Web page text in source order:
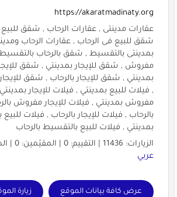
https://akaratmadinaty.org
عقارات مدينتى , عقارات الرحاب , شقق للبيع
شقق للبيع فى الرحاب , عقارات الرحاب
بمدينتى بالتقسيط , شقق بالرحاب بالتقسيط ,
مفروش , شقق للإيجار بمدينتي , شقق
بمدينتي , شقق للإيجار بالرحاب , شقق
, فيلات للبيع بمدينتي , فيلات للإيجار بمدينتي
مفروش بمدينتي , فيلات للإيجار مفروش
بالرحاب , فيلات للإيجار بالرحاب , فيلات
بمدينتي , فيلات للبيع بالتقسيط بالرحاب
الزيارات: 11436 | التقييم: 0 | المقيّمين: 0 | الدولة:
عربي
عرض كافة بيانات الموقع زيارة